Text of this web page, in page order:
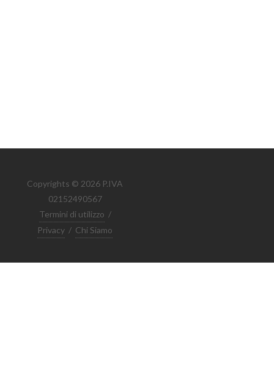
Copyrights © 2026 P.IVA
02152490567
Termini di utilizzo /
Privacy / Chi Siamo